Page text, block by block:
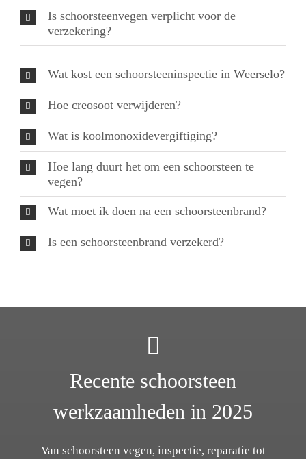
Is schoorsteenvegen verplicht voor de
verzekering?
Wat kost een schoorsteeninspectie in Weerselo?
Hoe creosoot verwijderen?
Wat is koolmonoxidevergiftiging?
Hoe lang duurt het om een schoorsteen te
vegen?
Wat moet ik doen na een schoorsteenbrand?
Is een schoorsteenbrand verzekerd?
Recente schoorsteen
werkzaamheden in 2025
Van schoorsteen vegen, inspectie, reparatie tot